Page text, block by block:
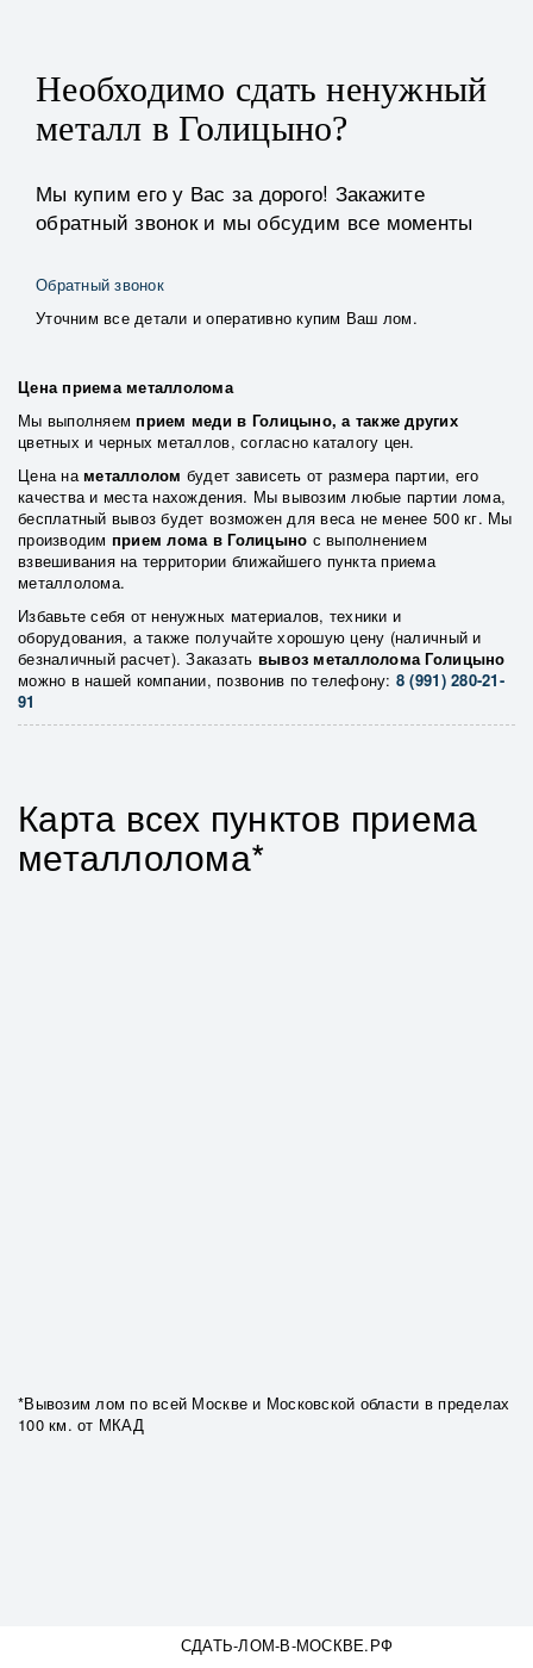
Необходимо сдать ненужный
металл в Голицыно?
Мы купим его у Вас за дорого! Закажите
обратный звонок и мы обсудим все моменты
Обратный звонок
Уточним все детали и оперативно купим Ваш лом.
Цена приема металлолома
Мы выполняемприем меди в Голицыно, а также других
цветных и черных металлов, согласно каталогу цен.
Цена наметаллолом будет зависеть от размера партии, его
качества и места нахождения. Мы вывозим любые партии лома,
бесплатный вывоз будет возможен для веса не менее 500 кг. Мы
производим прием лома в Голицыно с выполнением
взвешивания на территории ближайшего пункта приема
металлолома.
Избавьте себя от ненужных материалов, техники и
оборудования, а также получайте хорошую цену (наличный и
безналичный расчет). Заказать вывоз металлолома Голицыно
можно в нашей компании, позвонив по телефону: 8 (991) 280-21-
91
Карта всех пунктов приема
металлолома*
*Вывозим лом по всей Москве и Московской области в пределах
100 км. от МКАД
СДАТЬ-ЛОМ-В-МОСКВЕ.РФ